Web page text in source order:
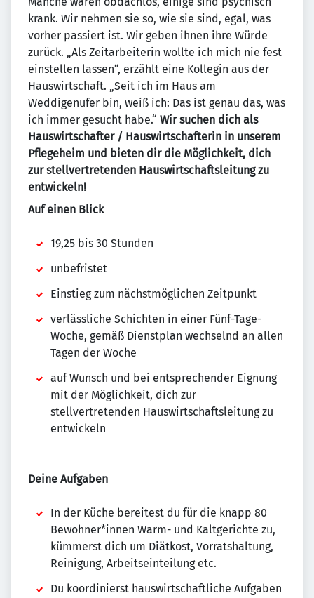
krank. Wir nehmen sie so, wie sie sind, egal, was
vorher passiert ist. Wir geben ihnen ihre Würde
zurück. „Als Zeitarbeiterin wollte ich mich nie fest
einstellen lassen“, erzählt eine Kollegin aus der
Hauswirtschaft. „Seit ich im Haus am
Weddigenufer bin, weiß ich: Das ist genau das, was
ich immer gesucht habe.“ Wir suchen dich als
Hauswirtschafter / Hauswirtschafterin in unserem
Pflegeheim und bieten dir die Möglichkeit, dich
zur stellvertretenden Hauswirtschaftsleitung zu
entwickeln!
Auf einen Blick
19,25 bis 30 Stunden
unbefristet
Einstieg zum nächstmöglichen Zeitpunkt
verlässliche Schichten in einer Fünf-Tage-
Woche, gemäß Dienstplan wechselnd an allen
Tagen der Woche
auf Wunsch und bei entsprechender Eignung
mit der Möglichkeit, dich zur
stellvertretenden Hauswirtschaftsleitung zu
entwickeln
Deine Aufgaben
In der Küche bereitest du für die knapp 80
Bewohner*innen Warm- und Kaltgerichte zu,
kümmerst dich um Diätkost, Vorratshaltung,
Reinigung, Arbeitseinteilung etc.
Du koordinierst hauswirtschaftliche Aufgaben